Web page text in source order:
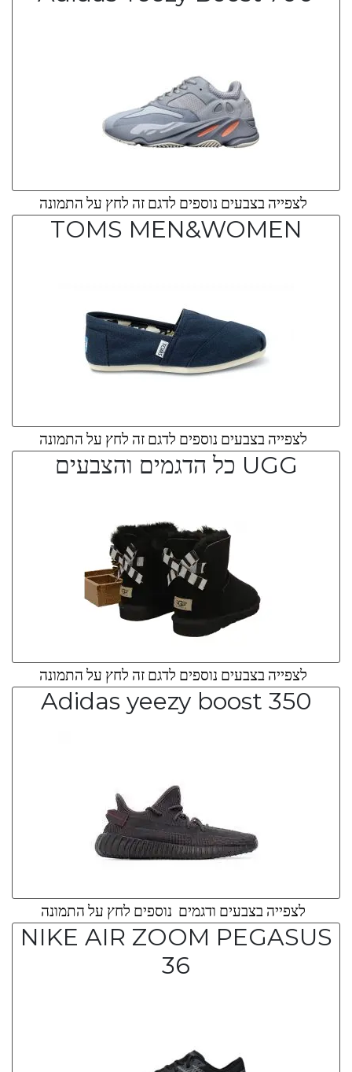
לצפייה בצבעים נוספים לדגם זה לחץ על התמונה
TOMS MEN&WOMEN
לצפייה בצבעים נוספים לדגם זה לחץ על התמונה
UGG כל הדגמים והצבעים
לצפייה בצבעים נוספים לדגם זה לחץ על התמונה
Adidas yeezy boost 350
לצפייה בצבעים ודגמים נוספים לחץ על התמונה
NIKE AIR ZOOM PEGASUS
36